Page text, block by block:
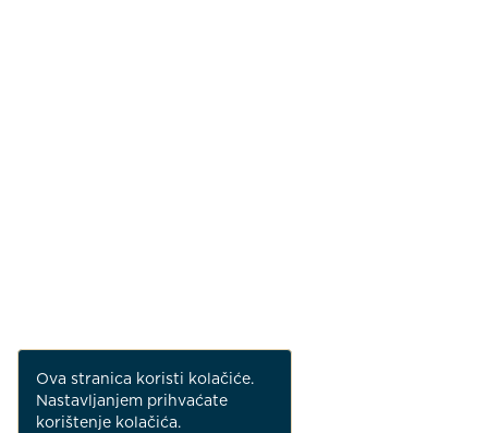
Ova stranica koristi kolačiće.
Nastavljanjem prihvaćate
korištenje kolačića.